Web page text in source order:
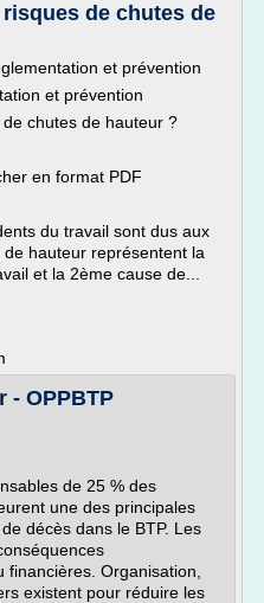
de chutes de
et prévention
et prévention
chutes de hauteur ?
en format PDF
du travail sont dus aux
hauteur représentent la
et la 2ème cause de...
- OPPBTP
de 25 % des
une des principales
décès dans le BTP. Les
Organisation,
existent pour réduire les